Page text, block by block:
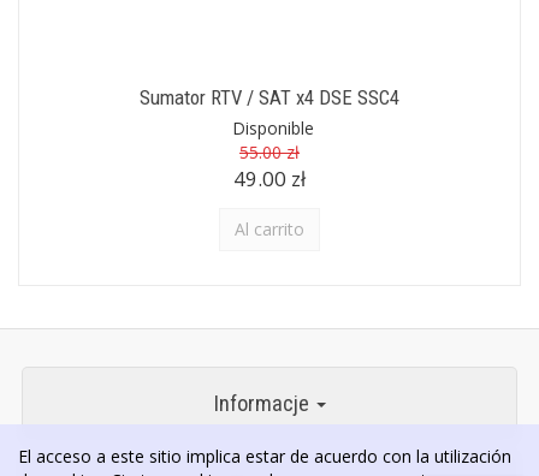
Sumator RTV / SAT x4 DSE SSC4
Disponible
55.00 zł
49.00 zł
Al carrito
Informacje
El acceso a este sitio implica estar de acuerdo con la utilización